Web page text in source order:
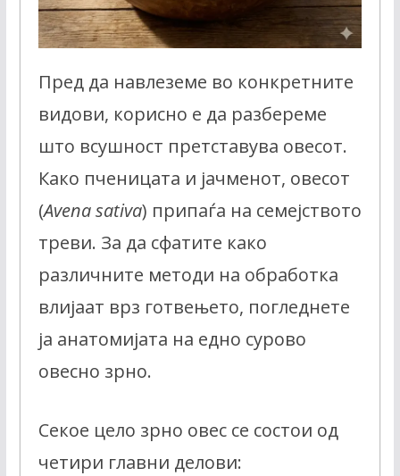
Пред да навлеземе во конкретните
видови, корисно е да разбереме
што всушност претставува овесот.
Како пченицата и јачменот, овесот
(Avena sativa) припаѓа на семејството
треви. За да сфатите како
различните методи на обработка
влијаат врз готвењето, погледнете
ја анатомијата на едно сурово
овесно зрно.
Секое цело зрно овес се состои од
четири главни делови: